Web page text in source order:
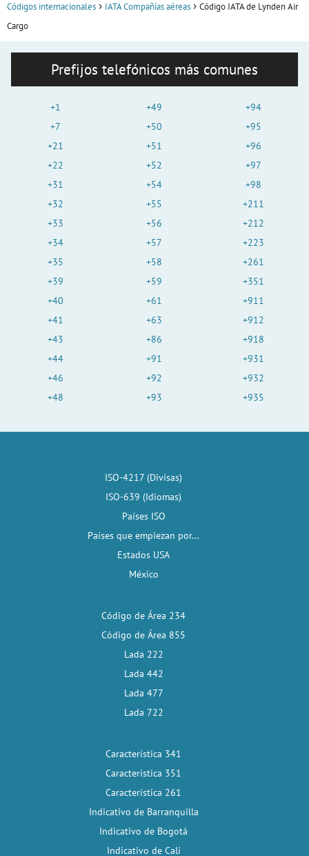
Códigos internacionales IATA Compañías aéreas
Código IATA de Lynden Air
Cargo
Prefijos telefónicos más comunes
+1
+7
+21
+22
+31
+32
+33
+34
+35
+39
+40
+41
+43
+44
+46
+48
+49
+50
+51
+52
+54
+55
+56
+57
+58
+59
+61
+63
+86
+91
+92
+93
+94
+95
+96
+97
+98
+211
+212
+223
+261
+351
+911
+912
+918
+931
+932
+935
ISO-4217 (Divisas)
ISO-639 (Idiomas)
Países ISO
Países que empiezan por...
Estados USA
México
Código de Área 234
Código de Área 855
Lada 222
Lada 442
Lada 477
Lada 722
Característica 341
Característica 351
Característica 261
Indicativo de Barranquilla
Indicativo de Bogotá
Indicativo de Cali